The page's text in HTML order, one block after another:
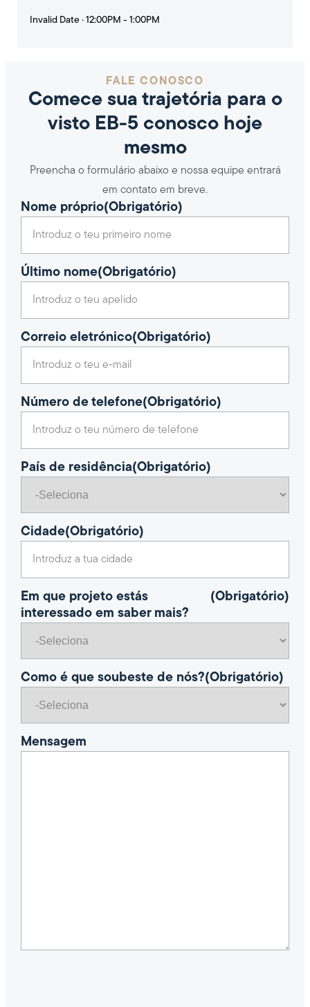
Invalid Date · 12:00PM - 1:00PM
FALE CONOSCO
Comece sua trajetória para o
visto EB-5 conosco hoje
mesmo
Preencha o formulário abaixo e nossa equipe entrará
em contato em breve.
Nome próprio(Obrigatório)
Último nome(Obrigatório)
Correio eletrónico(Obrigatório)
Número de telefone(Obrigatório)
País de residência(Obrigatório)
Cidade(Obrigatório)
Em que projeto estás
interessado em saber mais?
(Obrigatório)
Como é que soubeste de nós?(Obrigatório)
Mensagem